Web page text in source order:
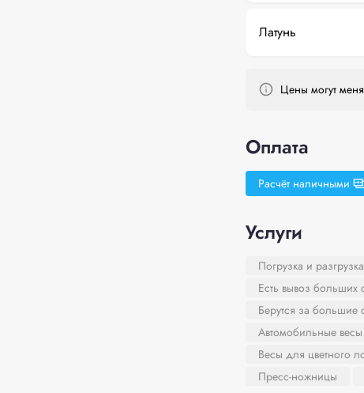
Латунь
Цены могут
Оплата
Расчёт наличными
Услуги
Погрузка и
Есть вывоз больших
Берутся за
Автомобильные весы
Весы для цветного
Пресс-ножницы